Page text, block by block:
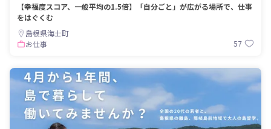
【幸福度スコア、一般平均の1.5倍】「自分ごと」が広がる場所で、仕事
をはぐくむ
島根県海士町
お仕事
57